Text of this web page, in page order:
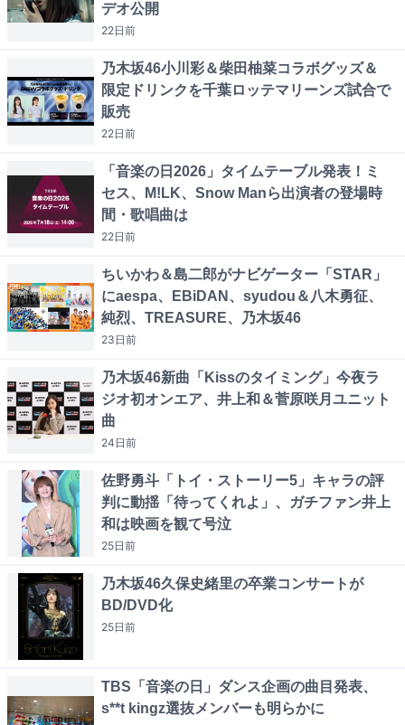
デオ公開
22日前
乃木坂46小川彩＆柴田柚菜コラボグッズ＆
限定ドリンクを千葉ロッテマリーンズ試合で
販売
22日前
「音楽の日2026」タイムテーブル発表！ミ
セス、M!LK、Snow Manら出演者の登場時
間・歌唱曲は
22日前
ちいかわ＆島二郎がナビゲーター「STAR」
にaespa、EBiDAN、syudou＆八木勇征、
純烈、TREASURE、乃木坂46
23日前
乃木坂46新曲「Kissのタイミング」今夜ラ
ジオ初オンエア、井上和＆菅原咲月ユニット
曲
24日前
佐野勇斗「トイ・ストーリー5」キャラの評
判に動揺「待ってくれよ」、ガチファン井上
和は映画を観て号泣
25日前
乃木坂46久保史緒里の卒業コンサートが
BD/DVD化
25日前
TBS「音楽の日」ダンス企画の曲目発表、
s**t kingz選抜メンバーも明らかに